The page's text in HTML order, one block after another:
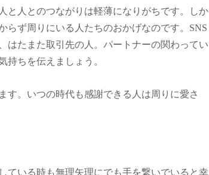
と人とのつながりは軽薄になりがちです。しか
らず周りにいる人たちのおかげなのです。SNS
はたまた取引先の人。パートナーの関わってい
持ちを伝えましょう。
す。いつの時代も感謝できる人は周りに愛さ
ている時も無理矢理にでも手を繋いでいると幸